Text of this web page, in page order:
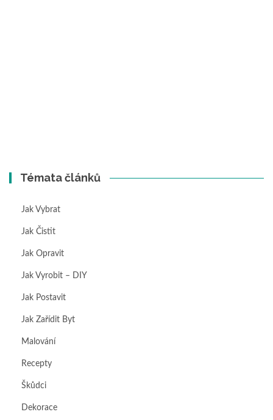
Témata článků
Jak Vybrat
Jak Čistit
Jak Opravit
Jak Vyrobit – DIY
Jak Postavit
Jak Zařídit Byt
Malování
Recepty
Škůdci
Dekorace